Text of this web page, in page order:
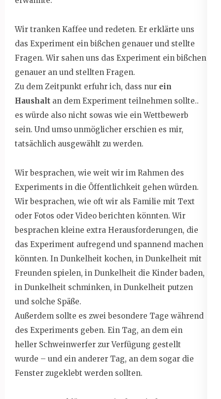
Wir tranken Kaffee und redeten. Er erklärte uns
das Experiment ein bißchen genauer und stellte
Fragen. Wir sahen uns das Experiment ein bißchen
genauer an und stellten Fragen.
Zu dem Zeitpunkt erfuhr ich, dass nur ein
Haushalt an dem Experiment teilnehmen sollte..
es würde also nicht sowas wie ein Wettbewerb
sein. Und umso unmöglicher erschien es mir,
tatsächlich ausgewählt zu werden.
Wir besprachen, wie weit wir im Rahmen des
Experiments in die Öffentlichkeit gehen würden.
Wir besprachen, wie oft wir als Familie mit Text
oder Fotos oder Video berichten könnten. Wir
besprachen kleine extra Herausforderungen, die
das Experiment aufregend und spannend machen
könnten. In Dunkelheit kochen, in Dunkelheit mit
Freunden spielen, in Dunkelheit die Kinder baden,
in Dunkelheit schminken, in Dunkelheit putzen
und solche Späße.
Außerdem sollte es zwei besondere Tage während
des Experiments geben. Ein Tag, an dem ein
heller Schweinwerfer zur Verfügung gestellt
wurde – und ein anderer Tag, an dem sogar die
Fenster zugeklebt werden sollten.